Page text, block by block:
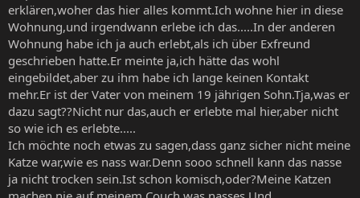
erklären,woher das hier alles kommt.Ich wohne hier in diese
Wohnung,und irgendwann erlebe ich das.....In der anderen
Wohnung habe ich ja auch erlebt,als ich über Exfreund
geschrieben hatte.Er meinte ja,ich hätte das wohl
eingebildet,aber zu ihm habe ich lange keinen Kontakt
mehr.Er ist der Vater von meinem 19 jährigen Sohn.Tja,was er
dazu sagt??Nicht nur das,auch er erlebte mal hier,aber nicht
so wie ich es erlebte.....
Ich möchte noch etwas zu sagen,dass ganz sicher nicht meine
Katze war,wie es nass war.Denn sooo schnell kann das nasse
ja nicht trocken sein.Ist schon komisch,oder?Meine Katzen